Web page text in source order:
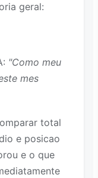
geral:
"Como meu
mes
total
e posicao
e o que